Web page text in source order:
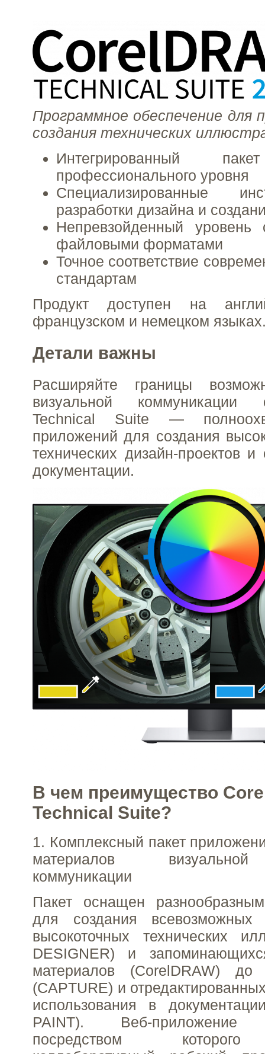
Программное обеспечение для
создания технических
Интегрированный
профессионального уровня
Специализированные
разработки дизайна и
Непревзойденный уровень
файловыми форматами
Точное соответствие
стандартам
Продукт доступен на
французском и немецком
Детали важны
Расширяйте границы
визуальной коммуникации
Technical Suite —
приложений для создания
технических дизайн-проектов
документации.
В чем преимущество
Technical Suite?
1. Комплексный пакет
материалов
коммуникации
Пакет оснащен
для создания
высокоточных технических
DESIGNER) и
материалов (CorelDRAW) до
(CAPTURE) и
использования в
PAINT). Веб-приложение
посредством которого